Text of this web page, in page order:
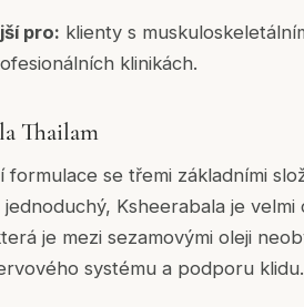
pro: klienty s
klinikách.
Thailam
se třemi základními
jednoduchý, Ksheerabala je
je mezi sezamovými oleji
systému a podporu klidu.